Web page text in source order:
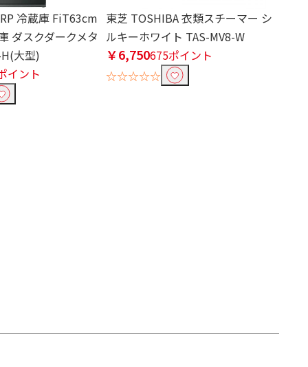
冷蔵庫 FiT63cm
ダスクダークメタ
大型)
イント
東芝 TOSHIBA 衣類スチーマー シ
ルキーホワイト TAS-MV8-W
￥6,750675ポイント
☆☆☆☆☆